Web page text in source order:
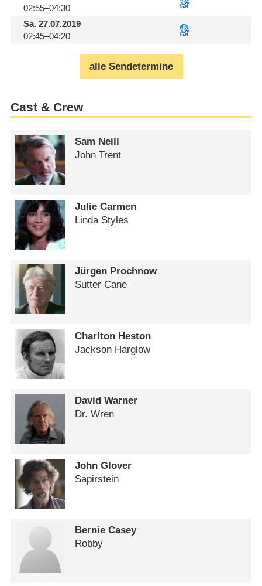
02:55–04:30
Sa.27.07.2019
02:45–04:20
alle Sendetermine
Cast & Crew
Sam Neill
John Trent
Julie Carmen
Linda Styles
Jürgen Prochnow
Sutter Cane
Charlton Heston
Jackson Harglow
David Warner
Dr. Wren
John Glover
Sapirstein
Bernie Casey
Robby